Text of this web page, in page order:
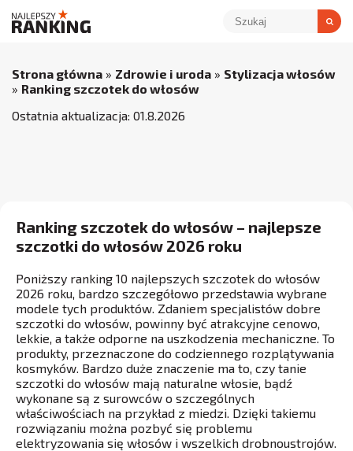
Strona główna » Zdrowie i uroda » Stylizacja włosów
» Ranking szczotek do włosów
Ostatnia aktualizacja: 01.8.2026
Ranking szczotek do włosów – najlepsze
szczotki do włosów 2026 roku
Poniższy ranking 10 najlepszych szczotek do włosów
2026 roku, bardzo szczegółowo przedstawia wybrane
modele tych produktów. Zdaniem specjalistów dobre
szczotki do włosów, powinny być atrakcyjne cenowo,
lekkie, a także odporne na uszkodzenia mechaniczne. To
produkty, przeznaczone do codziennego rozplątywania
kosmyków. Bardzo duże znaczenie ma to, czy tanie
szczotki do włosów mają naturalne włosie, bądź
wykonane są z surowców o szczególnych
właściwościach na przykład z miedzi. Dzięki takiemu
rozwiązaniu można pozbyć się problemu
elektryzowania się włosów i wszelkich drobnoustrojów.